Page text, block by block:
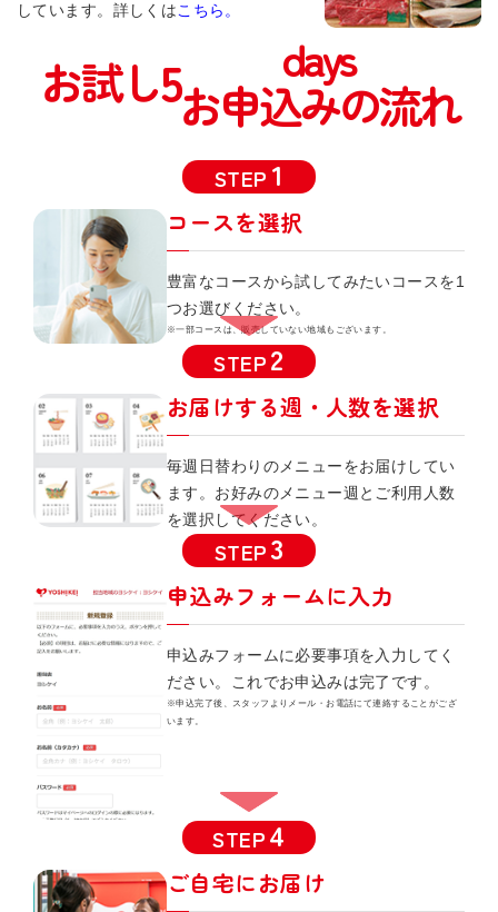
しています。詳しくはこちら。
お試し5 days
お申込みの流れ
STEP
コースを選択
豊富なコースから試してみたいコースを1
つお選びください。
一部コースは、販売していない地域もございます。
STEP
お届けする週・人数を選択
毎週日替わりのメニューをお届けしてい
ます。お好みのメニュー週とご利用人数
を選択してください。
STEP
申込みフォームに入力
申込みフォームに必要事項を入力してく
ださい。これでお申込みは完了です。
申込完了後、スタッフよりメール・お電話にて連絡することがござ
います。
STEP
ご自宅にお届け